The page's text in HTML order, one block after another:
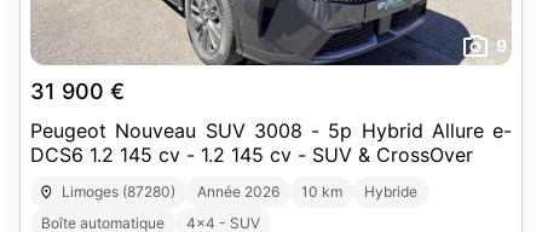
9
31 900 €
Peugeot Nouveau SUV 3008 - 5p Hybrid Allure e-
DCS6 1.2 145 cv - 1.2 145 cv - SUV & CrossOver
Limoges (87280) Année 2026 10 km
Hybride
Boîte automatique
4x4 - SUV